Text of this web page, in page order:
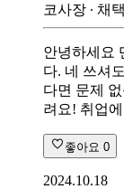
코사장 ∙ 채
안녕하세요
다. 네 쓰셔
다면 문제
려요! 취업
좋아요 0
2024.10.18